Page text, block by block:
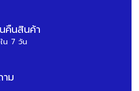
คืนสินค้า
น 7 วัน
ม